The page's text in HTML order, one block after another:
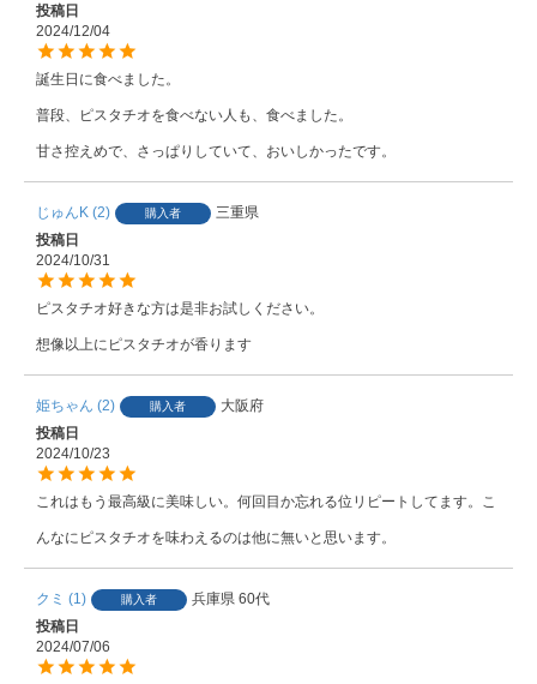
投稿日
2024/12/04
誕生日に食べました。
普段、ピスタチオを食べない人も、食べました。
甘さ控えめで、さっぱりしていて、おいしかったです。
じゅんK 2 購入者
三重県
投稿日
2024/10/31
ピスタチオ好きな方は是非お試しください。
想像以上にピスタチオが香ります
姫ちゃん 2 購入者
大阪府
投稿日
2024/10/23
これはもう最高級に美味しい。何回目か忘れる位リピートしてます。こ
んなにピスタチオを味わえるのは他に無いと思います。
クミ 1 購入者 兵庫県 60代
投稿日
2024/07/06